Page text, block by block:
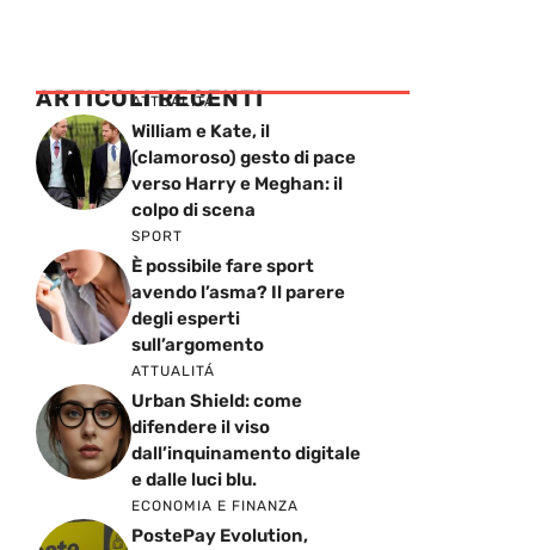
ARTICOLI RECENTI
ATTUALITÁ
William e Kate, il
(clamoroso) gesto di pace
verso Harry e Meghan: il
colpo di scena
SPORT
È possibile fare sport
avendo l’asma? Il parere
degli esperti
sull’argomento
ATTUALITÁ
Urban Shield: come
difendere il viso
dall’inquinamento digitale
e dalle luci blu.
ECONOMIA E FINANZA
PostePay Evolution,